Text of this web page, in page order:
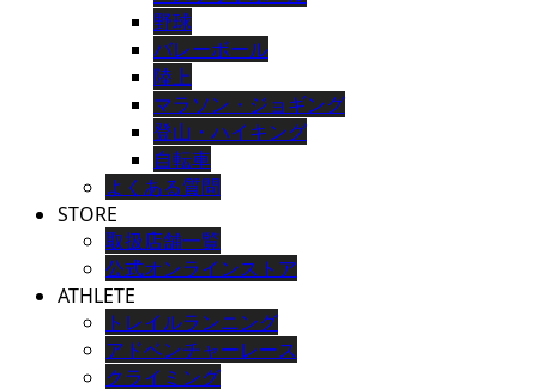
野球
バレーボール
陸上
マラソン・ジョギング
登山・ハイキング
自転車
よくある質問
STORE
取扱店舗一覧
公式オンラインストア
ATHLETE
トレイルランニング
アドベンチャーレース
クライミング